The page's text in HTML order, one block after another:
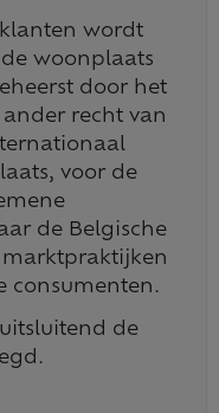
wordt
woonplaats
door het
recht van
voor de
de Belgische
consumenten.
de